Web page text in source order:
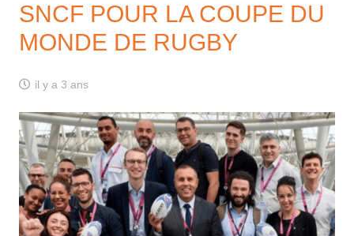
SNCF POUR LA COUPE DU
MONDE DE RUGBY
il y a 3 ans